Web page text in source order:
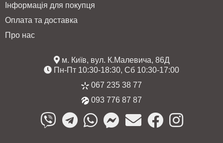
Інформація для покупця
Оплата та доставка
Про нас
м. Київ, вул. К.Малевича, 86Д
Пн-Пт 10:30-18:30, Сб 10:30-17:00
067 235 38 77
093 776 87 87